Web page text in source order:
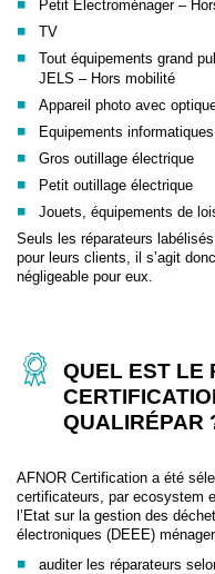
Petit Electroménager –
TV
Tout équipements grand
JELS – Hors mobilité
Appareil photo avec
Equipements
Gros outillage électrique
Petit outillage électrique
Jouets, équipements de
Seuls les réparateurs
pour leurs clients, il s’agit
négligeable pour eux.
QUEL EST LE
QUALIRÉPAR
AFNOR Certification a été
certificateurs, par ecosystem
l’Etat sur la gestion des
électroniques (DEEE)
auditer les réparateurs